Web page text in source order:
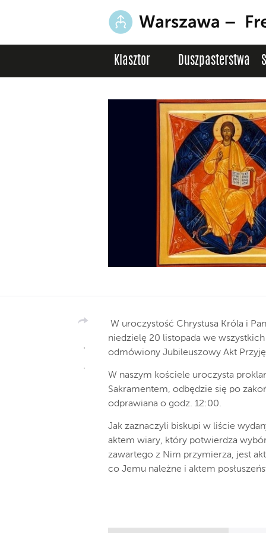
Klasztor Duszpasterstwa
W uroczystość Chrystusa Króla i
niedzielę 20 listopada we
odmówiony Jubileuszowy Akt
W naszym kościele uroczysta
Sakramentem, odbędzie się po
odprawiana o godz. 12:00.
Jak zaznaczyli biskupi w liście
aktem wiary, który potwierdza
zawartego z Nim przymierza, jest
co Jemu należne i aktem